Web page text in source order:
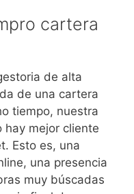
cartera
de alta
de una cartera
tiempo, nuestra
hay mejor cliente
Esto es, una
una presencia
muy búscadas